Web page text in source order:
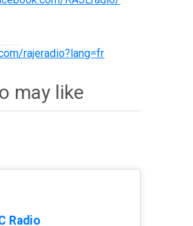
rajeradio?lang=fr
may like
Radio